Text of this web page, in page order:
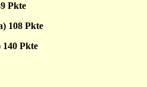
Pkte
108 Pkte
Pkte